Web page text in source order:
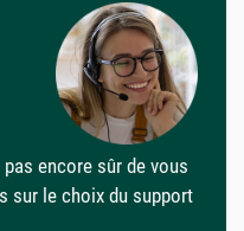
encore sûr de vous
sur le choix du support